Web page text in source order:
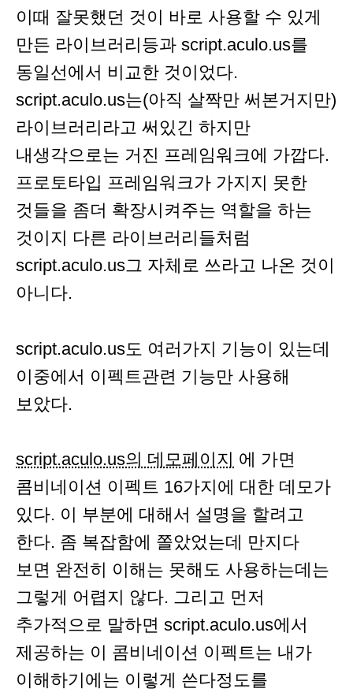
이때 잘못했던 것이 바로 사용할 수 있게
만든 라이브러리등과 script.aculo.us를
동일선에서 비교한 것이었다.
script.aculo.us는(아직 살짝만 써본거지만)
라이브러리라고 써있긴 하지만
내생각으로는 거진 프레임워크에 가깝다.
프로토타입 프레임워크가 가지지 못한
것들을 좀더 확장시켜주는 역할을 하는
것이지 다른 라이브러리들처럼
script.aculo.us그 자체로 쓰라고 나온 것이
아니다.
script.aculo.us도 여러가지 기능이 있는데
이중에서 이펙트관련 기능만 사용해
보았다.
script.aculo.us의 데모페이지 에 가면
콤비네이션 이펙트 16가지에 대한 데모가
있다. 이 부분에 대해서 설명을 할려고
한다. 좀 복잡함에 쫄았었는데 만지다
보면 완전히 이해는 못해도 사용하는데는
그렇게 어렵지 않다. 그리고 먼저
추가적으로 말하면 script.aculo.us에서
제공하는 이 콤비네이션 이펙트는 내가
이해하기에는 이렇게 쓴다정도를